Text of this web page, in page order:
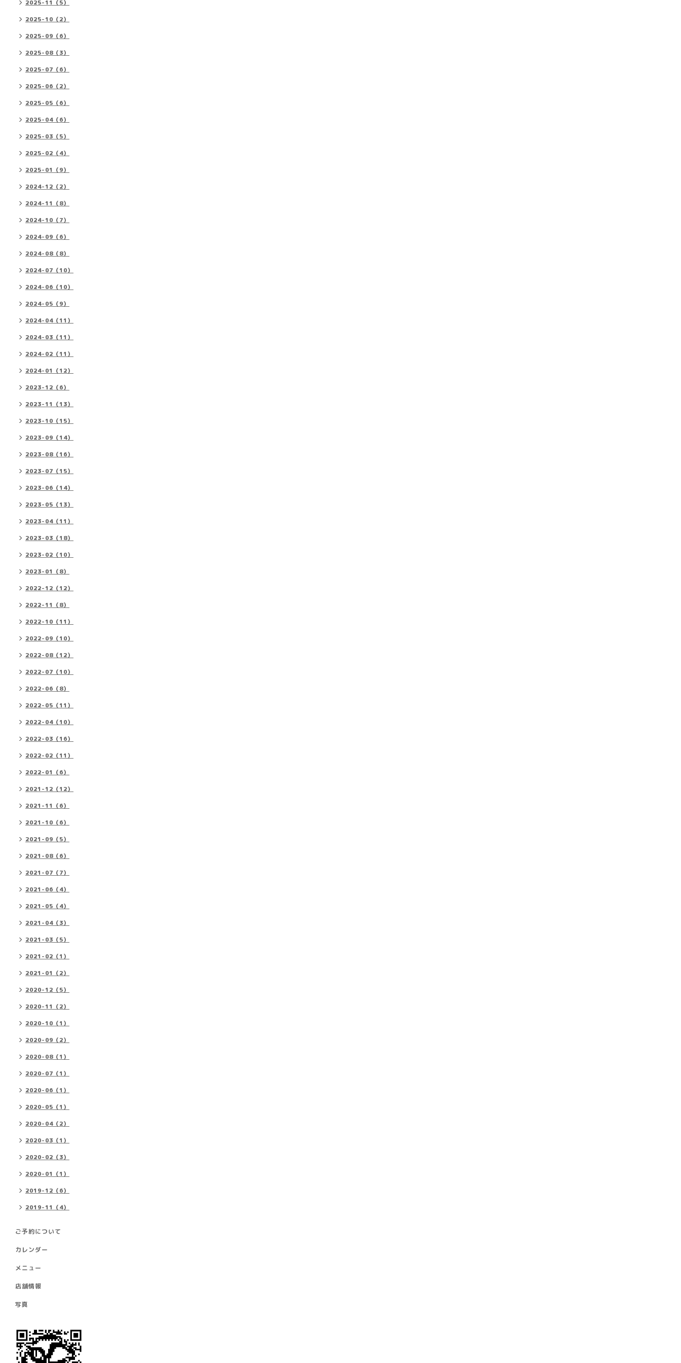
2025-11（5）
2025-10（2）
2025-09（6）
2025-08（3）
2025-07（6）
2025-06（2）
2025-05（6）
2025-04（6）
2025-03（5）
2025-02（4）
2025-01（9）
2024-12（2）
2024-11（8）
2024-10（7）
2024-09（6）
2024-08（8）
2024-07（10）
2024-06（10）
2024-05（9）
2024-04（11）
2024-03（11）
2024-02（11）
2024-01（12）
2023-12（6）
2023-11（13）
2023-10（15）
2023-09（14）
2023-08（16）
2023-07（15）
2023-06（14）
2023-05（13）
2023-04（11）
2023-03（18）
2023-02（10）
2023-01（8）
2022-12（12）
2022-11（8）
2022-10（11）
2022-09（10）
2022-08（12）
2022-07（10）
2022-06（8）
2022-05（11）
2022-04（10）
2022-03（16）
2022-02（11）
2022-01（6）
2021-12（12）
2021-11（6）
2021-10（6）
2021-09（5）
2021-08（6）
2021-07（7）
2021-06（4）
2021-05（4）
2021-04（3）
2021-03（5）
2021-02（1）
2021-01（2）
2020-12（5）
2020-11（2）
2020-10（1）
2020-09（2）
2020-08（1）
2020-07（1）
2020-06（1）
2020-05（1）
2020-04（2）
2020-03（1）
2020-02（3）
2020-01（1）
2019-12（6）
2019-11（4）
ご予約について
カレンダー
メニュー
店舗情報
写真